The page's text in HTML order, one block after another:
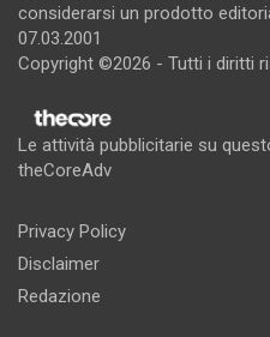
considerarsi un prodotto
07.03.2001
Copyright ©2026 - Tutti i diritti
Le attività pubblicitarie su
theCoreAdv
Privacy Policy
Disclaimer
Redazione